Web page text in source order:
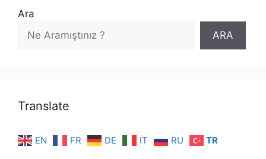
Ara
ARA
Translate
EN FR DE IT RU TR